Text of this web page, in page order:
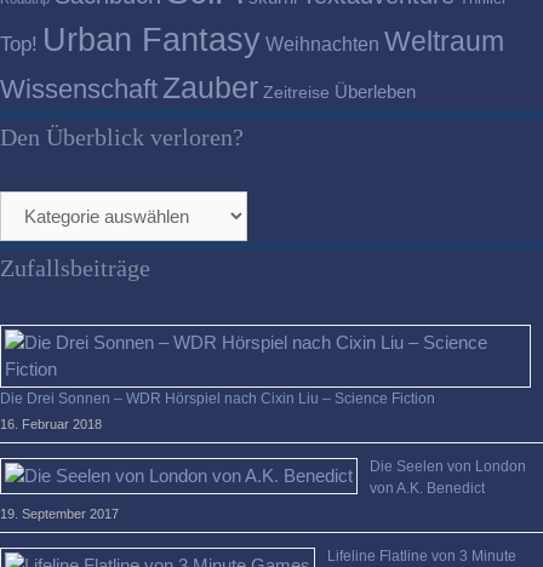
Top! Urban Fantasy Weihnachten Weltraum
Wissenschaft Zauber Zeitreise Überleben
Den Überblick verloren?
Überblick
verloren?
Zufallsbeiträge
Die Drei Sonnen – WDR Hörspiel nach Cixin Liu – Science Fiction
16. Februar 2018
Die Seelen von London
von A.K. Benedict
19. September 2017
Lifeline Flatline von 3 Minute